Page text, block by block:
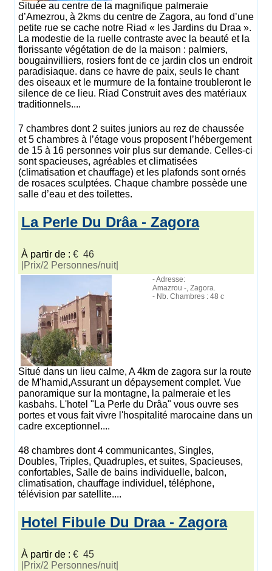
Située au centre de la magnifique palmeraie
d’Amezrou, à 2kms du centre de Zagora, au fond d’une
petite rue se cache notre Riad « les Jardins du Draa ».
La modestie de la ruelle contraste avec la beauté et la
florissante végétation de de la maison : palmiers,
bougainvilliers, rosiers font de ce jardin clos un endroit
paradisiaque. dans ce havre de paix, seuls le chant
des oiseaux et le murmure de la fontaine troubleront le
silence de ce lieu. Riad Construit aves des matériaux
traditionnels....
7 chambres dont 2 suites juniors au rez de chaussée
et 5 chambres à l’étage vous proposent l’hébergement
de 15 à 16 personnes voir plus sur demande. Celles-ci
sont spacieuses, agréables et climatisées
(climatisation et chauffage) et les plafonds sont ornés
de rosaces sculptées. Chaque chambre possède une
salle d’eau et des toilettes.
La Perle Du Drâa - Zagora
À partir de : € 46
|Prix/2 Personnes/nuit|
- Adresse:
Amazrou -, Zagora.
- Nb. Chambres : 48 c
Situé dans un lieu calme, A 4km de zagora sur la route
de M'hamid,Assurant un dépaysement complet. Vue
panoramique sur la montagne, la palmeraie et les
kasbahs. L'hotel "La Perle du Drâa" vous ouvre ses
portes et vous fait vivre l'hospitalité marocaine dans un
cadre exceptionnel....
48 chambres dont 4 communicantes, Singles,
Doubles, Triples, Quadruples, et suites, Spacieuses,
confortables, Salle de bains individuelle, balcon,
climatisation, chauffage individuel, téléphone,
télévision par satellite....
Hotel Fibule Du Draa - Zagora
À partir de : € 45
|Prix/2 Personnes/nuit|